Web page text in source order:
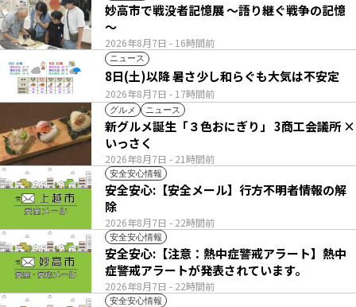
2026年8月7日 - 16時間前
妙高市で戦没者記憶展 ～語り継ぐ戦争の記憶
～
ニュース
2026年8月7日 - 17時間前
8日(土)以降 暑さ少し和らぐも大気は不安定
グルメ ニュース
2026年8月7日 - 21時間前
新グルメ誕生「３色おにぎり」 3商工会議所 ×
いっさく
安全安心情報
2026年8月7日 - 22時間前
安全安心:【安全メール】行方不明者情報の解
除
安全安心情報
2026年8月7日 - 22時間前
安全安心:【注意：熱中症警戒アラート】熱中
症警戒アラートが発表されています。
安全安心情報